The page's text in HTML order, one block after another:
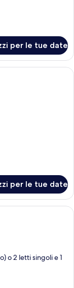
per le tue date
in camera,
per le tue date
camera d'albergo con
o 2 letti singoli e 1